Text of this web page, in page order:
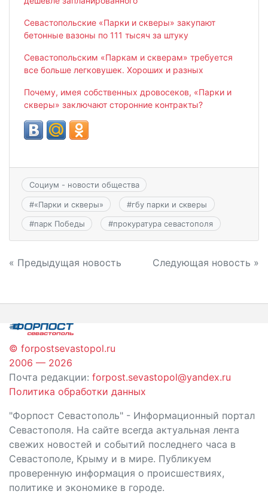
Севастопольские «Парки и скверы» закупают
бетонные вазоны по 111 тысяч за штуку
Севастопольским «Паркам и скверам» требуется
все больше легковушек. Хороших и разных
Почему, имея собственных дровосеков, «Парки и
скверы» заключают сторонние контракты?
Социум - новости общества
#«Парки и скверы» #гбу парки и скверы
#парк Победы #прокуратура севастополя
Навигация
записям
« Предыдущая новость Следующая новость »
© forpostsevastopol.ru
2006 — 2026
Почта редакции: forpost.sevastopol@yandex.ru
Политика обработки данных
"Форпост Севастополь" - Информационный портал
Севастополя. На сайте всегда актуальная лента
свежих новостей и событий последнего часа в
Севастополе, Крыму и в мире. Публикуем
проверенную информация о происшествиях,
политике и экономике в городе.